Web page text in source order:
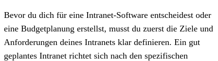
Bevor du dich für eine Intranet-Software entscheidest oder
eine Budgetplanung erstellst, musst du zuerst die Ziele und
Anforderungen deines Intranets klar definieren. Ein gut
geplantes Intranet richtet sich nach den spezifischen